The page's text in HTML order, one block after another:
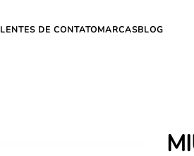
LENTES DE CONTATOMARCASBLOG